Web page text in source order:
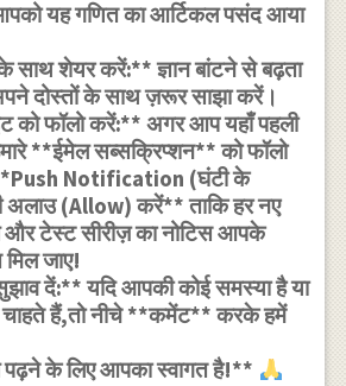
यह गणित का आर्टिकल पसंद आया
साथ शेयर करें:** ज्ञान बांटने से बढ़ता
दोस्तों के साथ ज़रूर साझा करें।
को फॉलो करें:** अगर आप यहाँ पहली
**ईमेल सब्सक्रिप्शन** को फॉलो
Notification (घंटी के
अलाउ (Allow) करें** ताकि हर नए
टेस्ट सीरीज़ का नोटिस आपके
मिल जाए!
दें:** यदि आपकी कोई समस्या है या
चाहते हैं,तो नीचे **कमेंट** करके हमें
पढ़ने के लिए आपका स्वागत है!**